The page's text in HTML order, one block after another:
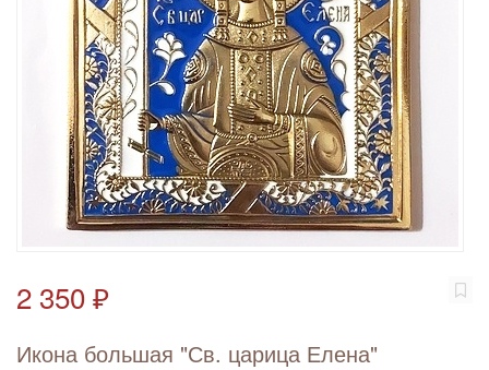
2 350 ₽
Икона большая "Св. царица Елена"